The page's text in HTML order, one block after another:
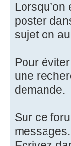
Lorsqu’on
poster
sujet on
Pour
une
demande.
Sur ce